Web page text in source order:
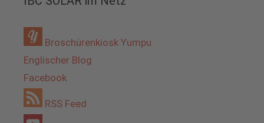
Broschürenkiosk Yumpu
Englischer Blog
Facebook
RSS Feed